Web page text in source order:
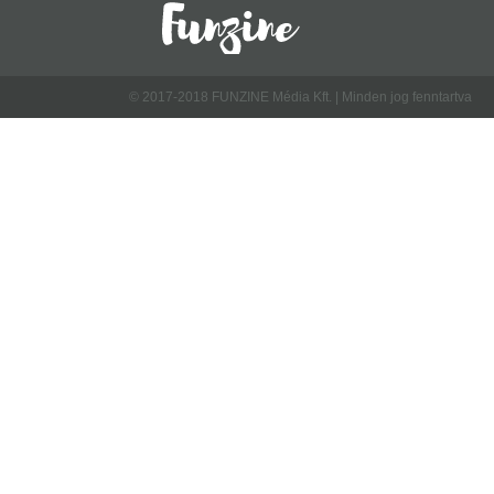
© 2017-2018 FUNZINE Média Kft. | Minden jog fenntartva